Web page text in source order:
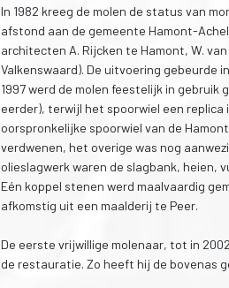
In 1982 kreeg de molen de status van
afstond aan de gemeente Hamont-
architecten A. Rijcken te Hamont, W.
Valkenswaard). De uitvoering gebeurde
1997 werd de molen feestelijk in gebruik
eerder), terwijl het spoorwiel een replica
oorspronkelijke spoorwiel van de
verdwenen, het overige was nog
olieslagwerk waren de slagbank, heien,
Eén koppel stenen werd maalvaardig
afkomstig uit een maalderij te Peer.
De eerste vrijwillige molenaar, tot in
de restauratie. Zo heeft hij de bovenas